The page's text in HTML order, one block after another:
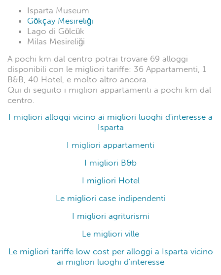
Isparta Museum
Gökçay Mesireliği
Lago di Gölcük
Milas Mesireliği
A pochi km dal centro potrai trovare 69 alloggi
disponibili con le migliori tariffe: 36 Appartamenti, 1
B&B, 40 Hotel, e molto altro ancora.
Qui di seguito i migliori appartamenti a pochi km dal
centro.
I migliori alloggi vicino ai migliori luoghi d'interesse a
Isparta
I migliori appartamenti
I migliori B&b
I migliori Hotel
Le migliori case indipendenti
I migliori agriturismi
Le migliori ville
Le migliori tariffe low cost per alloggi a Isparta vicino
ai migliori luoghi d'interesse